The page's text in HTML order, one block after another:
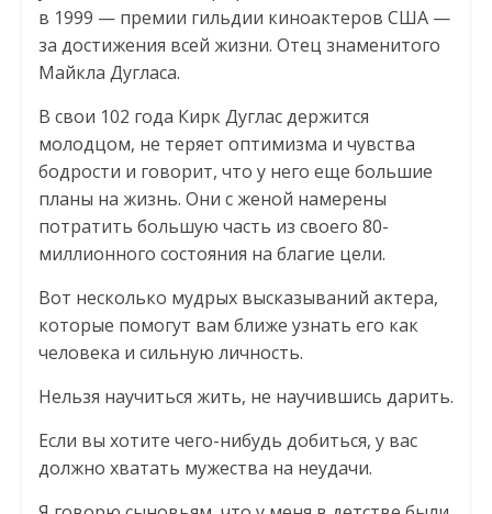
в 1999 — премии гильдии киноактеров США —
за достижения всей жизни. Отец знаменитого
Майкла Дугласа.
В свои 102 года Кирк Дуглас держится
молодцом, не теряет оптимизма и чувства
бодрости и говорит, что у него еще большие
планы на жизнь. Они с женой намерены
потратить большую часть из своего 80-
миллионного состояния на благие цели.
Вот несколько мудрых высказываний актера,
которые помогут вам ближе узнать его как
человека и сильную личность.
Нельзя научиться жить, не научившись дарить.
Если вы хотите чего-нибудь добиться, у вас
должно хватать мужества на неудачи.